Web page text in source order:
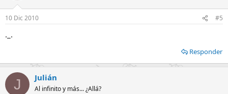
10 Dic 2010 #5
._.
Responder
J Julián
Al infinito y más... ¿Allá?